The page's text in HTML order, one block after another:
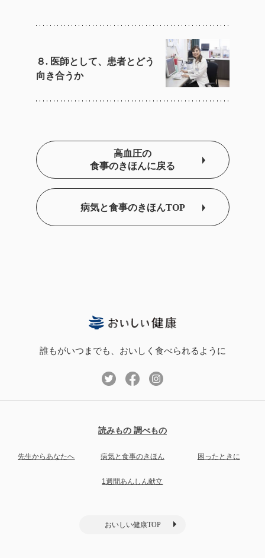
８. 医師として、患者とどう
向き合うか
高血圧の
食事のきほんに戻る
病気と食事のきほんTOP
誰もがいつまでも、おいしく食べられるように
読みもの 調べもの
先生からあなたへ 病気と食事のきほん 困ったときに
1週間あんしん献立
おいしい健康TOP